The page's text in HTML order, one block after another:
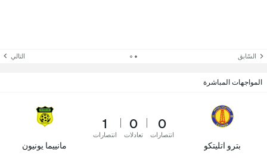
السّابق التالي
المواجهات المباشرة
بترو اتليتكو
0
انتصارات
0
تعادلات
1
انتصارات
مانييما يونيون